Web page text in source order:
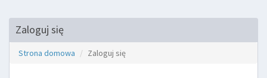
Zaloguj się
Strona domowa Zaloguj się